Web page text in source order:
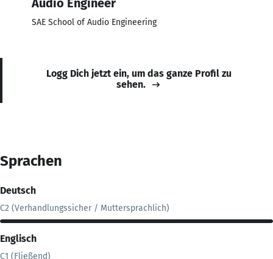
SAE School of Audio Engineering
Logg Dich jetzt ein, um das ganze Profil zu
sehen.
Sprachen
Deutsch
C2 (Verhandlungssicher / Muttersprachlich)
Englisch
C1 (Fließend)